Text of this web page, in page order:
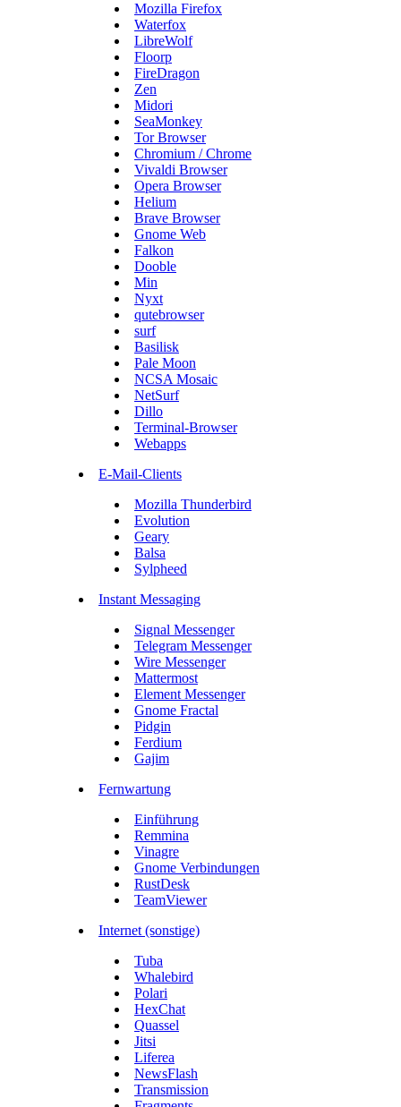
Mozilla Firefox
Waterfox
LibreWolf
Floorp
FireDragon
Zen
Midori
SeaMonkey
Tor Browser
Chromium / Chrome
Vivaldi Browser
Opera Browser
Helium
Brave Browser
Gnome Web
Falkon
Dooble
Min
Nyxt
qutebrowser
surf
Basilisk
Pale Moon
NCSA Mosaic
NetSurf
Dillo
Terminal-Browser
Webapps
E-Mail-Clients
Mozilla Thunderbird
Evolution
Geary
Balsa
Sylpheed
Instant Messaging
Signal Messenger
Telegram Messenger
Wire Messenger
Mattermost
Element Messenger
Gnome Fractal
Pidgin
Ferdium
Gajim
Fernwartung
Einführung
Remmina
Vinagre
Gnome Verbindungen
RustDesk
TeamViewer
Internet (sonstige)
Tuba
Whalebird
Polari
HexChat
Quassel
Jitsi
Liferea
NewsFlash
Transmission